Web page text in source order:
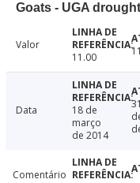
Goats - UGA
Valor
11.00
Data
18 de
março
de 2014
Comentário